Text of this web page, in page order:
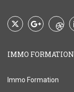
IMMO FORMATION
Immo Formation